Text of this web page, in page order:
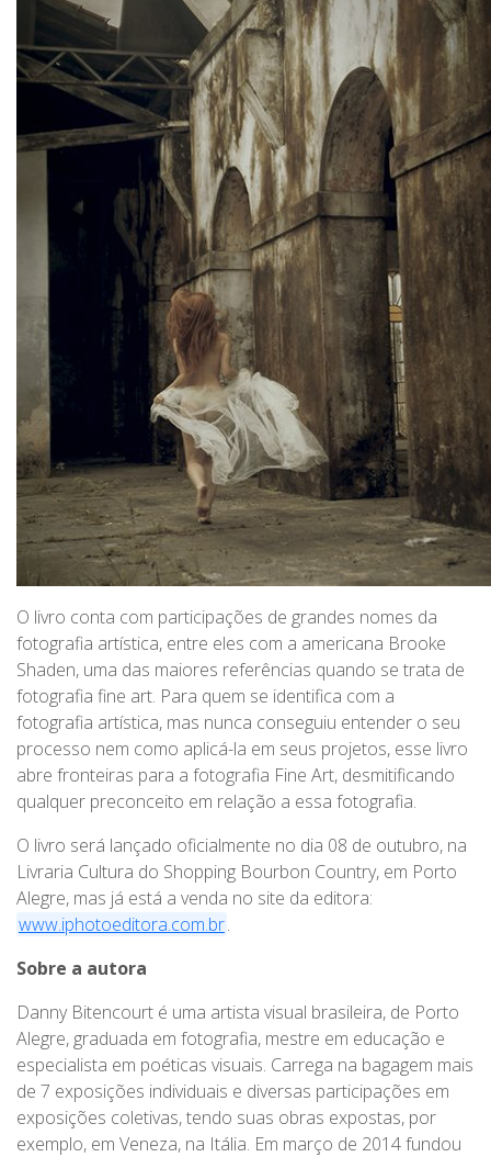
O livro conta com participações de grandes nomes da
fotografia artística, entre eles com a americana Brooke
Shaden, uma das maiores referências quando se trata de
fotografia fine art. Para quem se identifica com a
fotografia artística, mas nunca conseguiu entender o seu
processo nem como aplicá-la em seus projetos, esse livro
abre fronteiras para a fotografia Fine Art, desmitificando
qualquer preconceito em relação a essa fotografia.
O livro será lançado oficialmente no dia 08 de outubro, na
Livraria Cultura do Shopping Bourbon Country, em Porto
Alegre, mas já está a venda no site da editora:
www.iphotoeditora.com.br.
Sobre a autora
Danny Bitencourt é uma artista visual brasileira, de Porto
Alegre, graduada em fotografia, mestre em educação e
especialista em poéticas visuais. Carrega na bagagem mais
de 7 exposições individuais e diversas participações em
exposições coletivas, tendo suas obras expostas, por
exemplo, em Veneza, na Itália. Em março de 2014 fundou